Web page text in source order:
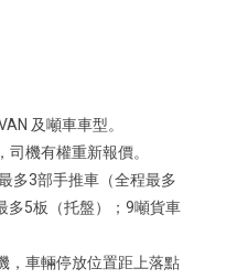
及噸車車型。
機有權重新報價。
多3部手推車（全程最多
多5板（托盤）；9噸貨車
，車輛停放位置距上落點